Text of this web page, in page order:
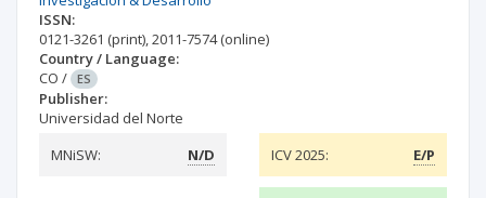
ISSN:
0121-3261 (print),2011-7574(online)
Country / Language:
CO / ES
Publisher:
Universidad del Norte
MNiSW:
N/D ICV 2025: E/P